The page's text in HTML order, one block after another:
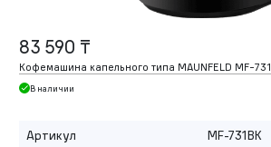
83 590 ₸
Кофемашина капельного типа MAUNFELD MF-
В наличии
Артикул
MF-731BK